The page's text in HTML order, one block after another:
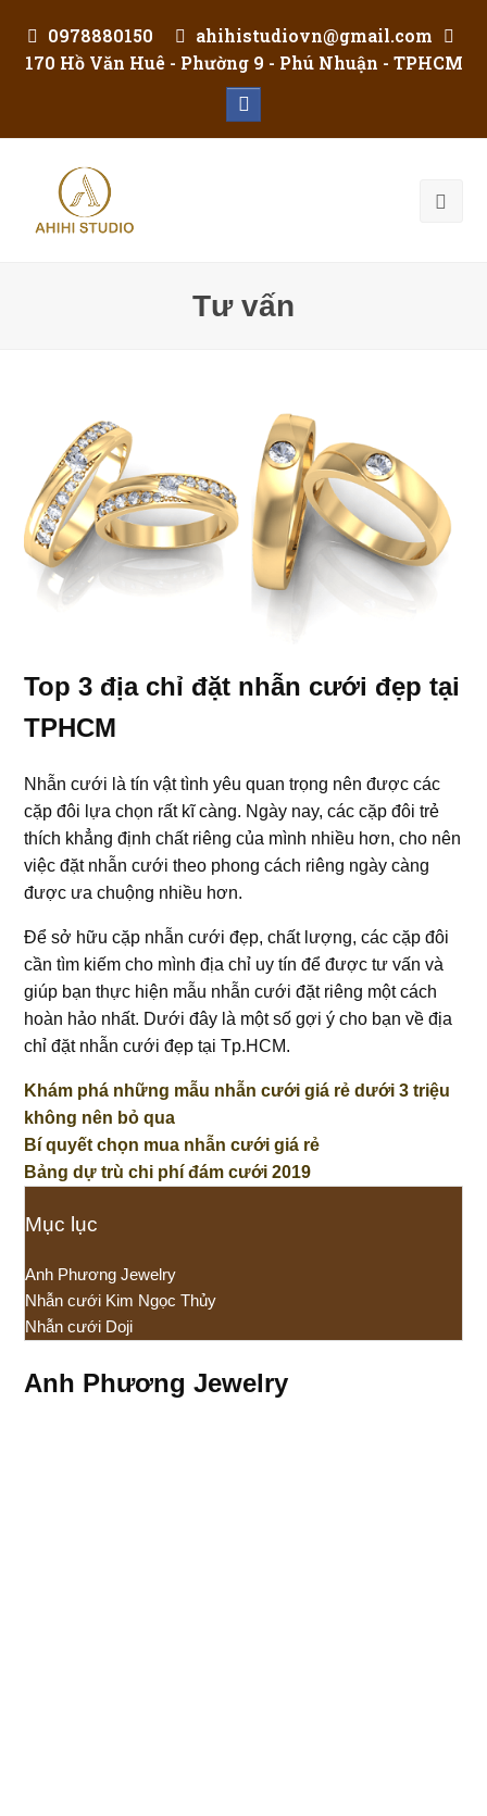
0978880150
ahihistudiovn@gmail.com
170 Hồ Văn Huê - Phường 9 - Phú Nhuận - TPHCM
Tư vấn
Top 3 địa chỉ đặt nhẫn cưới đẹp tại
TPHCM
Nhẫn cưới là tín vật tình yêu quan trọng nên được các
cặp đôi lựa chọn rất kĩ càng. Ngày nay, các cặp đôi trẻ
thích khẳng định chất riêng của mình nhiều hơn, cho nên
việc đặt nhẫn cưới theo phong cách riêng ngày càng
được ưa chuộng nhiều hơn.
Để sở hữu cặp nhẫn cưới đẹp, chất lượng, các cặp đôi
cần tìm kiếm cho mình địa chỉ uy tín để được tư vấn và
giúp bạn thực hiện mẫu nhẫn cưới đặt riêng một cách
hoàn hảo nhất. Dưới đây là một số gợi ý cho bạn về địa
chỉ đặt nhẫn cưới đẹp tại Tp.HCM.
Khám phá những mẫu nhẫn cưới giá rẻ dưới 3 triệu
không nên bỏ qua
Bí quyết chọn mua nhẫn cưới giá rẻ
Bảng dự trù chi phí đám cưới 2019
Mục lục
Anh Phương Jewelry
Nhẫn cưới Kim Ngọc Thủy
Nhẫn cưới Doji
Anh Phương Jewelry